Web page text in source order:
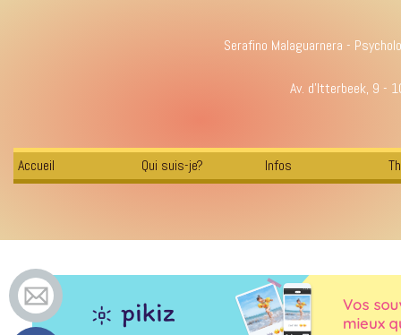
Serafino Malaguarnera -
Av. d'Itterbeek, 9 -
Accueil Qui suis-je? Infos